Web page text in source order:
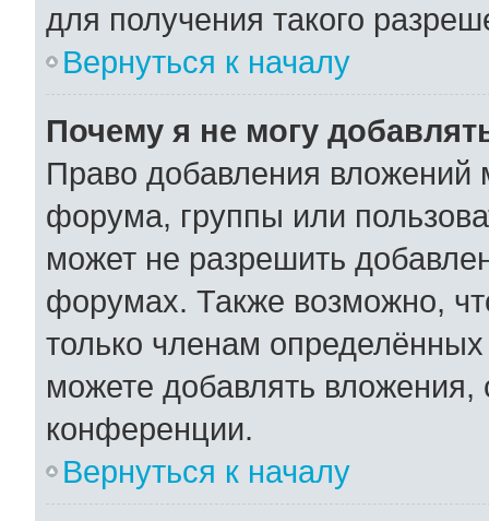
для получения такого
Вернуться к началу
Почему я не могу
Право добавления вложений
форума, группы или
может не разрешить
форумах. Также возможно,
только членам
можете добавлять
конференции.
Вернуться к началу